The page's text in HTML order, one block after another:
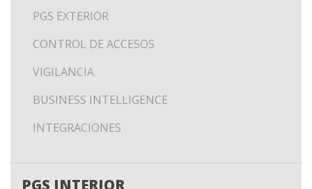
PGS EXTERIOR
CONTROL DE ACCESOS
VIGILANCIA
BUSINESS INTELLIGENCE
INTEGRACIONES
PGS INTERIOR